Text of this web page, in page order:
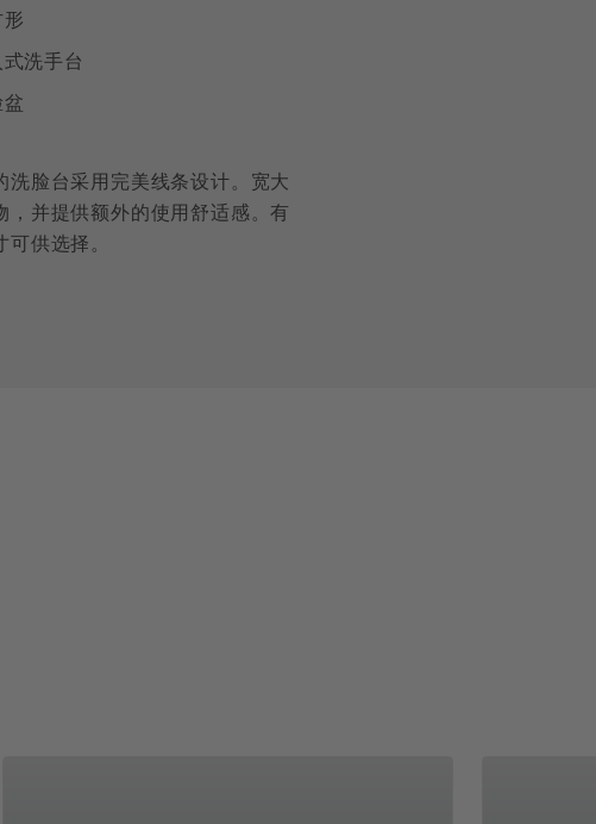
形
洗手台
盆
洗脸台采用完美线条设计。宽大
，并提供额外的使用舒适感。有
供选择。